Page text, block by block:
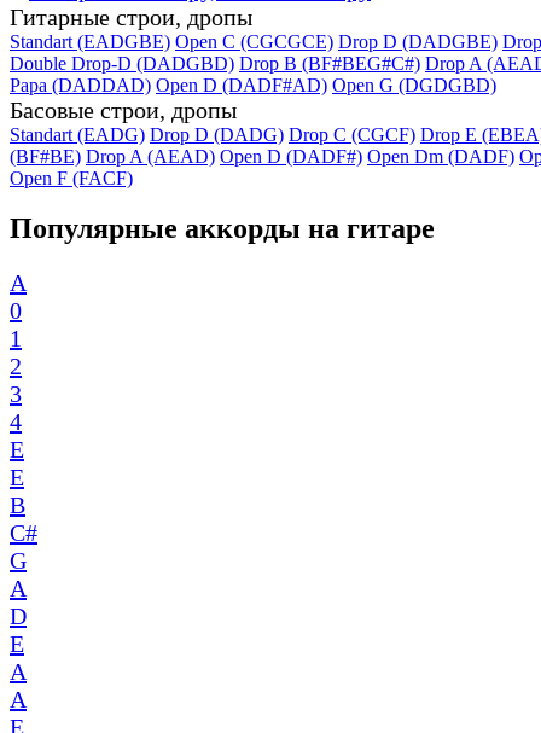
Гитарные строи, дропы
Standart (EADGBE) Open C (CGCGCE) Drop D (DADGBE)
Double Drop-D (DADGBD) Drop B (BF#BEG#C#) Drop A
Papa (DADDAD) Open D (DADF#AD) Open G (DGDGBD)
Басовые строи, дропы
Standart (EADG) Drop D (DADG) Drop C (CGCF) Drop E
(BF#BE) Drop A (AEAD) Open D (DADF#) Open Dm (DADF)
Open F (FACF)
Популярные аккорды на гитаре
A
0
1
2
3
4
E
E
B
C#
G
A
D
E
A
A
E